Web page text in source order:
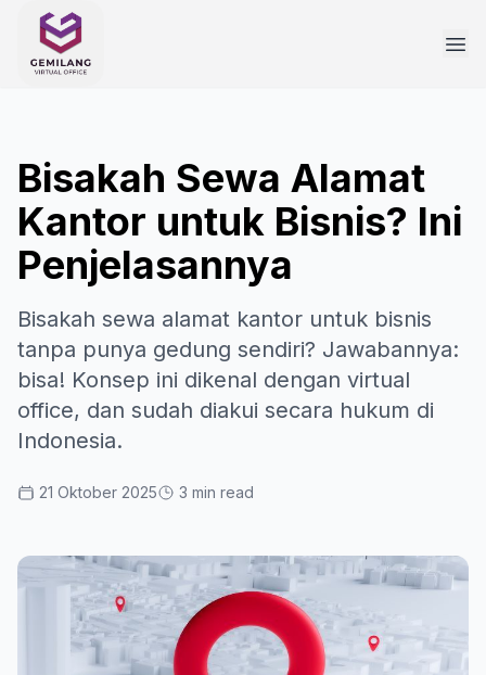
Bisakah Sewa Alamat
Kantor untuk Bisnis? Ini
Penjelasannya
Bisakah sewa alamat kantor untuk bisnis
tanpa punya gedung sendiri? Jawabannya:
bisa! Konsep ini dikenal dengan virtual
office, dan sudah diakui secara hukum di
Indonesia.
21 Oktober 2025 3 min read